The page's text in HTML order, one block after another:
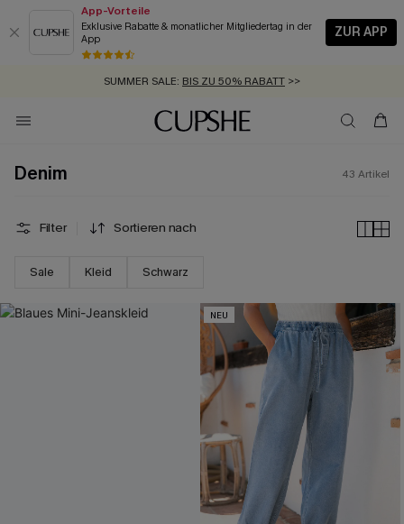
App-Vorteile
Exklusive Rabatte & monatlicher Mitgliedertag in der
App
ZUR APP
GRATIS MASSBAND MIT JEDEM SCHNELLVERSAND-ARTIKEL >>
SUMMER SALE:
ZUM NEWSLETTER:BIS ZU -20% EXTRA ERHALTEN
KOSTENLOSER VERSAND AB 89 €
Denim 43 Artikel
Filter Sortieren nach
Sale Kleid Schwarz
NEU